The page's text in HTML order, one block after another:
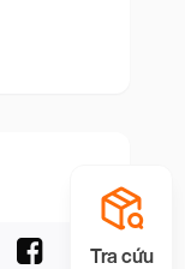
Tra cứu